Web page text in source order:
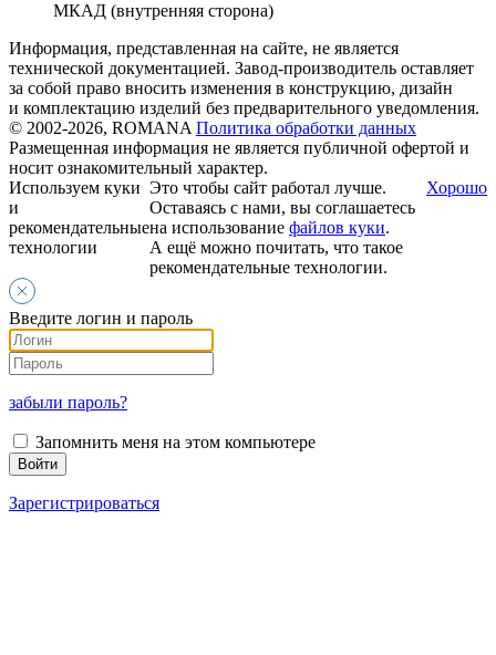
МКАД (внутренняя сторона)
Информация, представленная на сайте, не является
технической документацией. Завод-производитель оставляет
за собой право вносить изменения в конструкцию, дизайн
и комплектацию изделий без предварительного уведомления.
© 2002-2026, ROMANA Политика обработки данных
Размещенная информация не является публичной офертой и
носит ознакомительный характер.
Используем куки
и
рекомендательные
технологии
Это чтобы сайт работал лучше.
Оставаясь с нами, вы соглашаетесь
на использование файлов куки.
А ещё можно почитать, что такое
рекомендательные технологии.
Хорошо
Введите логин и пароль
забыли пароль?
Запомнить меня на этом компьютере
Зарегистрироваться